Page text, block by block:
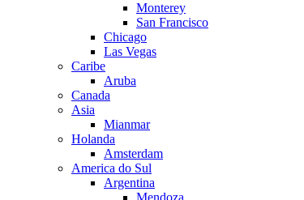
Monterey
San Francisco
Chicago
Las Vegas
Caribe
Aruba
Canada
Asia
Mianmar
Holanda
Amsterdam
America do Sul
Argentina
Mendoza